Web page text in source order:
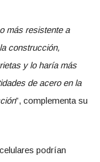
más resistente a
construcción,
y lo haría más
de acero en la
”, complementa su
podrían